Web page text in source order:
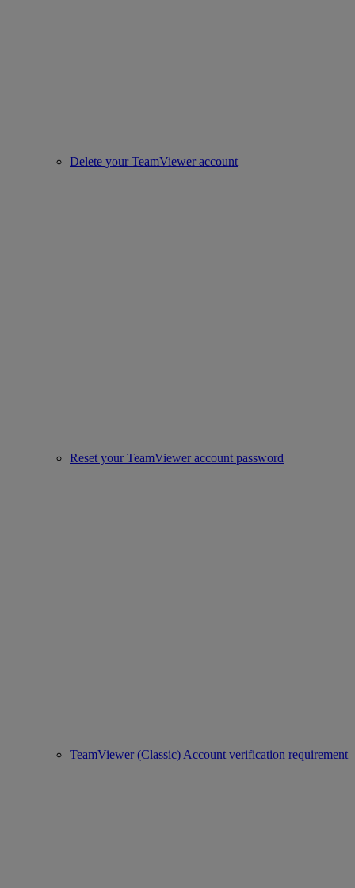
Delete your TeamViewer account
Reset your TeamViewer account password
TeamViewer (Classic) Account verification requirement